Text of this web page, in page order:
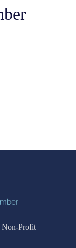
Non-Profit